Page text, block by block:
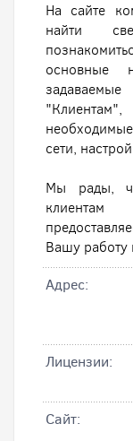
На сайте
найти
основные
сети,
Мы рады,
Вашу работу
Адрес:
Лицензии:
Cайт: